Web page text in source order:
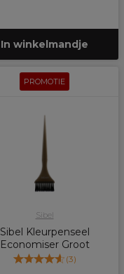
In winkelmandje
PROMOTIE
Sibel
Sibel Kleurpenseel
Economiser Groot
(3)